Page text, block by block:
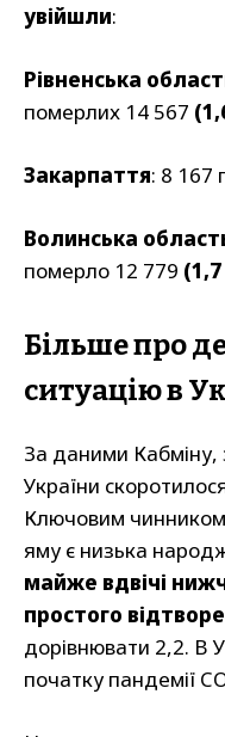
увійшли:
Рівненська
померлих 14 567
Закарпаття: 8 167
Волинська
померло 12 779
Більше про
ситуацію в
За даними Кабміну,
України
Ключовим
яму є низька
майже вдвічі
простого
дорівнювати 2,2. В
початку пандемії